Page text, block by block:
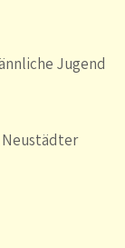
Jugend
Neustädter